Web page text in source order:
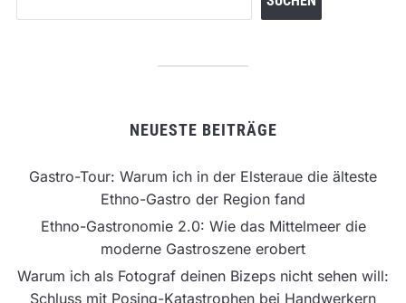
NEUESTE BEITRÄGE
Gastro-Tour: Warum ich in der Elsteraue die älteste
Ethno-Gastro der Region fand
Ethno-Gastronomie 2.0: Wie das Mittelmeer die
moderne Gastroszene erobert
Warum ich als Fotograf deinen Bizeps nicht sehen will:
Schluss mit Posing-Katastrophen bei Handwerkern